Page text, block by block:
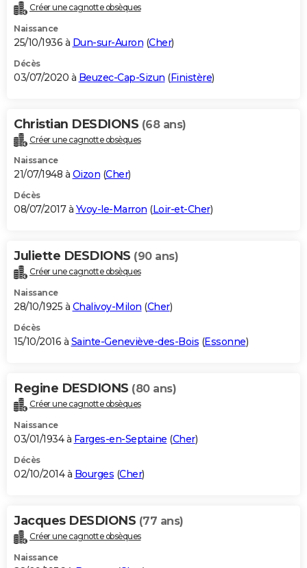
Créer une cagnotte obsèques
Naissance
25/10/1936 à Dun-sur-Auron (Cher)
Décès
03/07/2020 à Beuzec-Cap-Sizun (Finistère)
Christian DESDIONS (68 ans)
Créer une cagnotte obsèques
Naissance
21/07/1948 à Oizon (Cher)
Décès
08/07/2017 à Yvoy-le-Marron (Loir-et-Cher)
Juliette DESDIONS (90 ans)
Créer une cagnotte obsèques
Naissance
28/10/1925 à Chalivoy-Milon (Cher)
Décès
15/10/2016 à Sainte-Geneviève-des-Bois (Essonne)
Regine DESDIONS (80 ans)
Créer une cagnotte obsèques
Naissance
03/01/1934 à Farges-en-Septaine (Cher)
Décès
02/10/2014 à Bourges (Cher)
Jacques DESDIONS (77 ans)
Créer une cagnotte obsèques
Naissance